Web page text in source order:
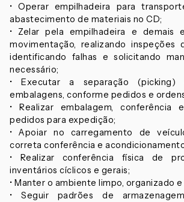
• Operar empilhadeira para
abastecimento de materiais no CD;
• Zelar pela empilhadeira e demais
movimentação, realizando inspeções
identificando falhas e solicitando
necessário;
• Executar a separação
embalagens, conforme pedidos e
• Realizar embalagem, conferência
pedidos para expedição;
• Apoiar no carregamento de
correta conferência e
• Realizar conferência física de
inventários cíclicos e gerais;
• Manter o ambiente limpo, organizado
• Seguir padrões de